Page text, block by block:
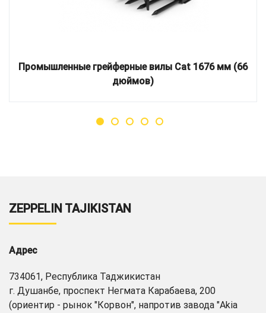
Промышленные грейферные вилы Cat 1676 мм (66
дюймов)
ZEPPELIN TAJIKISTAN
Адрес
734061, Республика Таджикистан
г. Душанбе, проспект Негмата Карабаева, 200
(ориентир - рынок "Корвон", напротив завода "Akia